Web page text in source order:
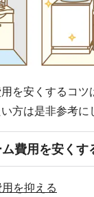
を安くするコツ
方は是非参考に
費用を安くす
を抑える